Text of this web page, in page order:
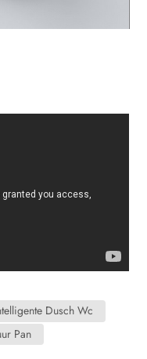
Dusch Wc
Pan